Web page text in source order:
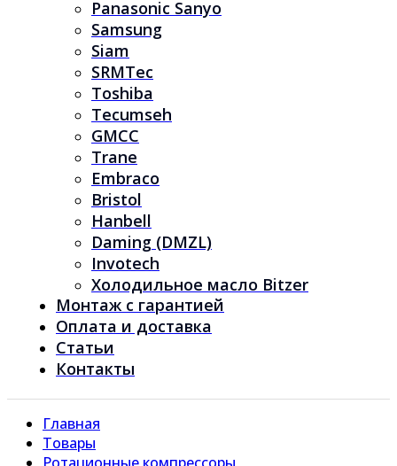
Panasonic Sanyo
Samsung
Siam
SRMTec
Toshiba
Tecumseh
GMCC
Trane
Embraco
Bristol
Hanbell
Daming (DMZL)
Invotech
Холодильное масло Bitzer
Монтаж с гарантией
Оплата и доставка
Статьи
Контакты
Главная
Товары